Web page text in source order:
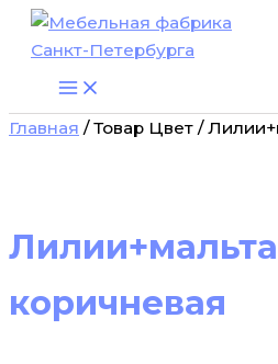
Перейти
Главная / Товар Цвет /
Лилии+мальта
коричневая